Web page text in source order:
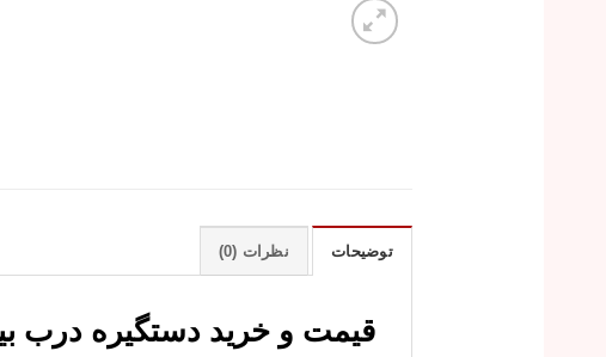
توضیحات نظرات (0)
قیمت و خرید دستگیره درب بیرونی